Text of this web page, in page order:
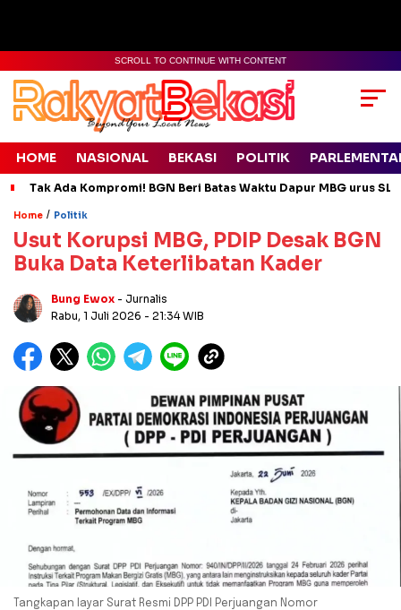
SCROLL TO CONTINUE WITH CONTENT
HOME NASIONAL BEKASI POLITIK
Tak Ada Kompromi! BGN Beri Batas Waktu Dapur MBG urus
Home / Politik
Usut Korupsi MBG, PDIP Desak BGN
Buka Data Keterlibatan Kader
Bung Ewox - Jurnalis
Rabu, 1 Juli 2026 - 21:34 WIB
Tangkapan layar Surat Resmi DPP PDI Perjuangan Nomor